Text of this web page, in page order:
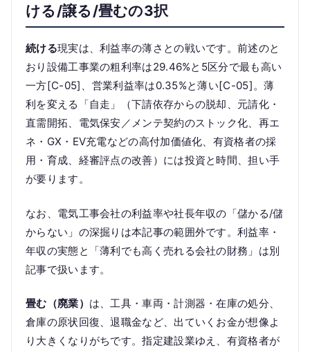
ける/譲る/畳むの3択
続ける現実は、利益率の薄さとの戦いです。前述のと
おり設備工事業の粗利率は29.46%と5区分で最も高い
一方[C-05]、営業利益率は0.35%と薄い[C-05]。薄
利を変える「自走」（下請依存からの脱却、元請化・
直需開拓、電気保安／メンテ契約のストック化、再エ
ネ・GX・EV充電などの高付加価値化、有資格者の採
用・育成、経審評点の改善）には投資と時間、担い手
が要ります。
なお、電気工事会社の利益率や社長年収の「儲かる/儲
からない」の深掘りは本記事の範囲外です。利益率・
年収の実態と「薄利でも高く売れる会社の財務」は別
記事で扱います。
畳む（廃業） は、工具・車両・計測器・在庫の処分、
倉庫の原状回復、退職金など、出ていくお金が想像よ
り大きくなりがちです。指定建設業ゆえ、有資格者が